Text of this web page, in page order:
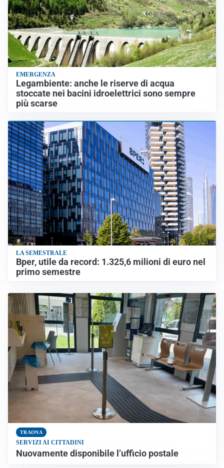
EMERGENZA
Legambiente: anche le riserve di acqua
stoccate nei bacini idroelettrici sono sempre
più scarse
LA SEMESTRALE
Bper, utile da record: 1.325,6 milioni di euro nel
primo semestre
TRAONA
SERVIZI AI CITTADINI
Nuovamente disponibile l’ufficio postale